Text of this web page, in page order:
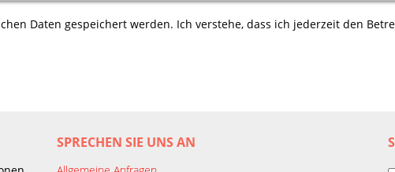
Daten gespeichert werden. Ich verstehe, dass ich jederzeit den
SPRECHEN SIE UNS AN